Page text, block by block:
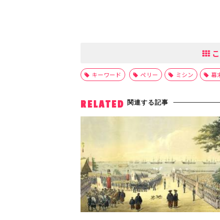
キーワード ペリー ミシン 幕
RELATED 関連する記事